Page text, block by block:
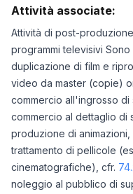
Attività associate:
Attività di post-
programmi televisivi
duplicazione di film e
video da master (copie)
commercio all'ingrosso di
commercio al dettaglio di
produzione di animazioni,
trattamento di pellicole
cinematografiche), cfr.
noleggio al pubblico di